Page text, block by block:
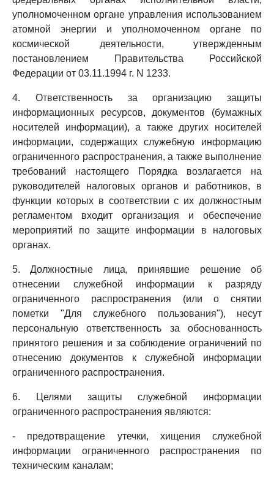
уполномоченном органе управления использованием
атомной энергии и уполномоченном органе по
космической деятельности, утвержденным
постановлением Правительства Российской
Федерации от 03.11.1994 г. N 1233.
4. Ответственность за организацию защиты
информационных ресурсов, документов (бумажных
носителей информации), а также других носителей
информации, содержащих служебную информацию
ограниченного распространения, а также выполнение
требований настоящего Порядка возлагается на
руководителей налоговых органов и работников, в
функции которых в соответствии с их должностным
регламентом входит организация и обеспечение
мероприятий по защите информации в налоговых
органах.
5. Должностные лица, принявшие решение об
отнесении служебной информации к разряду
ограниченного распространения (или о снятии
пометки "Для служебного пользования"), несут
персональную ответственность за обоснованность
принятого решения и за соблюдение ограничений по
отнесению документов к служебной информации
ограниченного распространения.
6. Целями защиты служебной информации
ограниченного распространения являются:
- предотвращение утечки, хищения служебной
информации ограниченного распространения по
техническим каналам;